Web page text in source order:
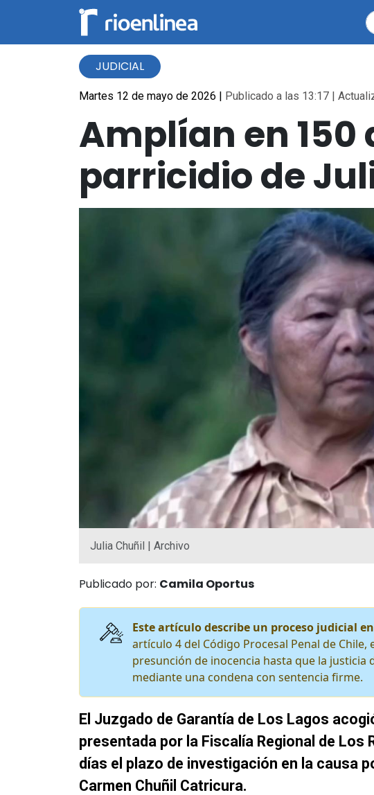
JUDICIAL
Martes 12 de mayo de 2026 | Publicado a las 13:17 |
Amplían en
parricidio de
Julia Chuñil | Archivo
Publicado por: Camila Oportus
Este artículo describe un proceso judicial
artículo 4 del Código Procesal Penal de
presunción de inocencia hasta que la
mediante una condena con sentencia firme.
El Juzgado de Garantía de Los Lagos
presentada por la Fiscalía Regional de Los
días el plazo de investigación en la causa
Carmen Chuñil Catricura.